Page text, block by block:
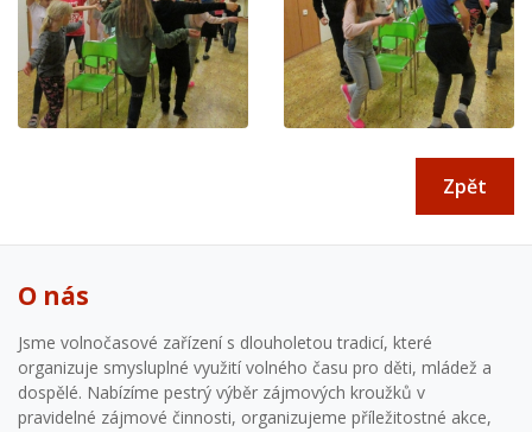
Zpět
O nás
Jsme volnočasové zařízení s dlouholetou tradicí, které
organizuje smysluplné využití volného času pro děti, mládež a
dospělé. Nabízíme pestrý výběr zájmových kroužků v
pravidelné zájmové činnosti, organizujeme příležitostné akce,